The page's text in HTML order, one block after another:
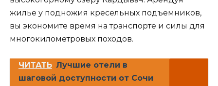
жилье у подножия кресельных подъемников,
вы экономите время на транспорте и силы для
многокилометровых походов.
ЧИТАТЬ Лучшие отели в
шаговой доступности от Сочи